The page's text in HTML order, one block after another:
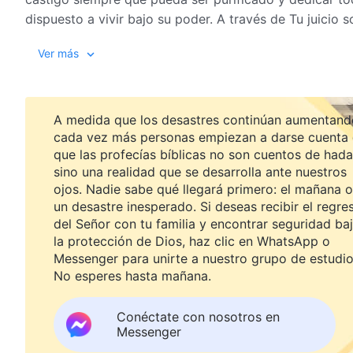
dispuesto a vivir bajo su poder. A través de Tu juicio
a que mi vida entera esté acompañada de Tu juicio,
Aunque yo viva en medio de Tu castigo y en medio
estoy dispuesto a vivir bajo el poder de Satanás, ni
Satanás. Siento gozo al vivir en medio de Tus
de Satanás. Te amo mientras vivo en medio de Tu
Tu juicio son justicia y santidad; son con el fin de
toda mi vida en medio de Tu juicio recibiendo Tu
ni por un solo momento. Quiero que me purifiques;
Satanás me explote y me embauque.
Yo, este ser creado, debería ser usado por Ti,
por Ti, incluso maldecido por Ti. Mi corazón se
visto Tu amor. Tú eres el Creador y yo soy un ser
Satanás, ni tampoco dejar que Satanás me explote.
Satanás. Preferiría vivir en medio de Tu castigo, sin
Ver más
A medida que los desastres continúan
cada vez más personas empiezan a darse cuenta
que las profecías bíblicas no son cuentos de
sino una realidad que se desarrolla ante nuestros
ojos. Nadie sabe qué llegará primero: el mañana o
un desastre inesperado. Si deseas recibir el
del Señor con tu familia y encontrar seguridad
la protección de Dios, haz clic en WhatsApp o
Messenger para unirte a nuestro grupo de
No esperes hasta mañana.
Conéctate con nosotros en
Messenger